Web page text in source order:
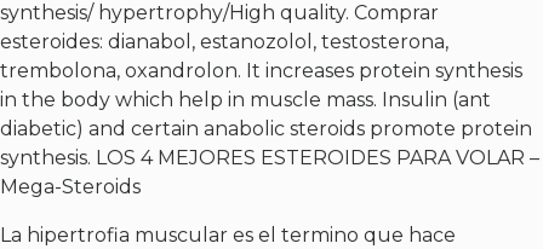
synthesis/ hypertrophy/High quality. Comprar
esteroides: dianabol, estanozolol, testosterona,
trembolona, oxandrolon. It increases protein synthesis
in the body which help in muscle mass. Insulin (ant
diabetic) and certain anabolic steroids promote protein
synthesis. LOS 4 MEJORES ESTEROIDES PARA VOLAR –
Mega-Steroids
La hipertrofia muscular es el termino que hace